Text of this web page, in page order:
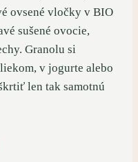
ovsené vločky v BIO
sušené ovocie,
Granolu si
v jogurte alebo
len tak samotnú